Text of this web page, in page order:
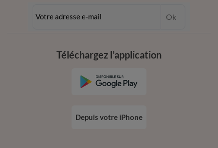
dès 20€ d’achat
Ok
Téléchargez l’application
Depuis votre iPhone